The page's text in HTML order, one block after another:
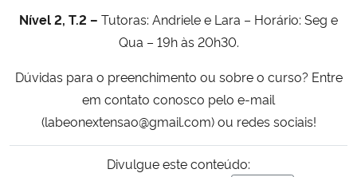
Nível 2, T.2 – Tutoras: Andriele e Lara – Horário: Seg e
Qua – 19h às 20h30.
Dúvidas para o preenchimento ou sobre o curso? Entre
em contato conosco pelo e-mail
(labeonextensao@gmail.com) ou redes sociais!
Divulgue este conteúdo: